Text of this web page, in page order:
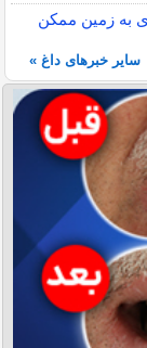
به زمین ممکن
سایر خبرهای داغ »